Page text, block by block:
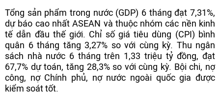
Tổng sản phẩm trong nước (GDP) 6 tháng đạt 7,31%,
dự báo cao nhất ASEAN và thuộc nhóm các nền kinh
tế dẫn đầu thế giới. Chỉ số giá tiêu dùng (CPI) bình
quân 6 tháng tăng 3,27% so với cùng kỳ. Thu ngân
sách nhà nước 6 tháng trên 1,33 triệu tỷ đồng, đạt
67,7% dự toán, tăng 28,3% so với cùng kỳ. Bội chi, nợ
công, nợ Chính phủ, nợ nước ngoài quốc gia được
kiểm soát tốt.